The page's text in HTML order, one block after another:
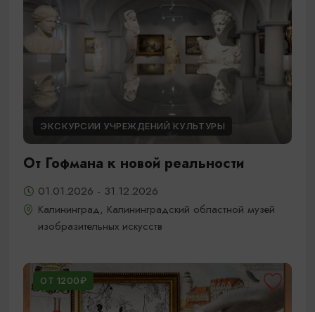
ЭКСКУРСИИ УЧРЕЖДЕНИЙ КУЛЬТУРЫ
От Гофмана к новой реальности
01.01.2026 - 31.12.2026
Калининград, Калининградский областной музей
изобразительных искусств
ОТ 1200₽